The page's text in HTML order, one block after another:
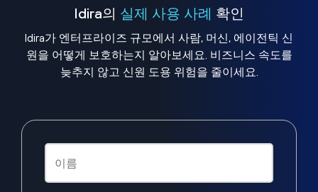
Idira의 실제 사용 사례 확인
Idira가 엔터프라이즈 규모에서 사람, 머신, 에이전틱 신
원을 어떻게 보호하는지 알아보세요. 비즈니스 속도를
늦추지 않고 신원 도용 위험을 줄이세요.